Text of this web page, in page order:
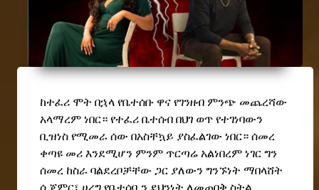
ከተፈሪ ሞት በኋላ የቤተሰቡ ዋና የገንዘብ ምንጭ መጨረሻው
አላማረም ነበር። የተፈሪ ቤተሰብ በህገ ወጥ የተገነባውን
ቢዝነስ የሚመራ ሰው በአስቸኳይ ያስፈልገው ነበር። ሰመረ
ቀጣዩ መሪ እንደሚሆን ምንም ጥርጣሬ አልነበረም ነገር ግን
ሰመረ ከስራ ባልደረቦቻቸው ጋር ያለውን ግንኙነት ማበላሸት
ሲጀምር፣ ሀረግ የቤተሰቧን ደህንነት ለመጠበቅ ስትል